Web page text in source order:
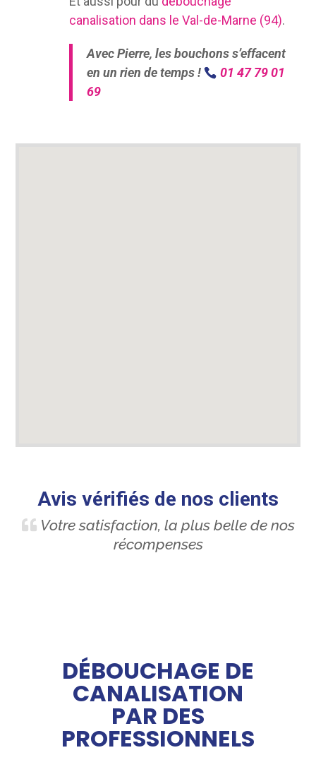
canalisation dans le Val-de-Marne (94).
Avec Pierre, les bouchons s’effacent
en un rien de temps !
01 47 79 01
69
Avis vérifiés de nos clients
Votre satisfaction, la plus belle de nos
récompenses
DÉBOUCHAGE DE
CANALISATION
PAR DES
PROFESSIONNELS